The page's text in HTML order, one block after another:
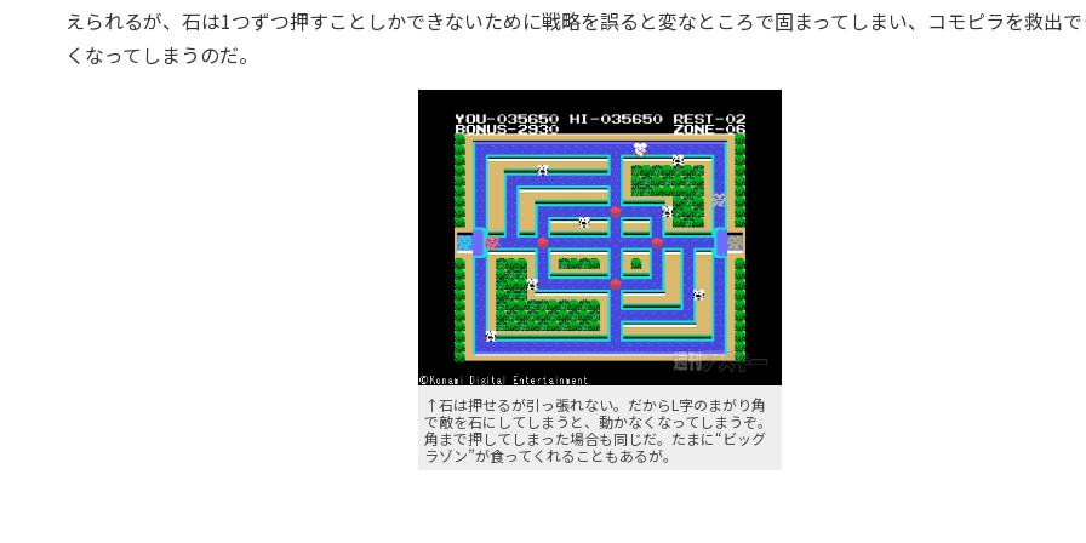
えられるが、石は1つずつ押すことしかできないために戦略を誤ると変なところで固まってしまい、コモピラを救出
くなってしまうのだ。
↑石は押せるが引っ張れない。だからL字のまがり角
で敵を石にしてしまうと、動かなくなってしまうぞ。
角まで押してしまった場合も同じだ。たまに“ビッグ
ラゾン”が食ってくれることもあるが。